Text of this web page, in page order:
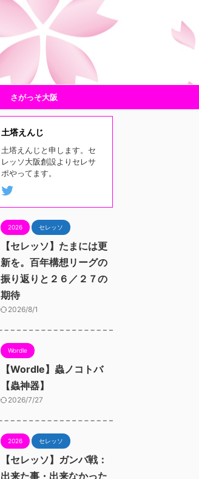
さがっそ大阪
土塔えんじ
土塔えんじと申します。セ
レッソ大阪創設よりセレサ
ポやってます。
2026 セレッソ
【セレッソ】たまには更
新を。百年構想リーグの
振り返りと２６／２７の
期待
2026/8/1
Wordle
【Wordle】蟲ノコトバ
【蟲神器】
2026/7/27
2026 セレッソ
【セレッソ】ガンバ戦：
出来た事・出来なかった